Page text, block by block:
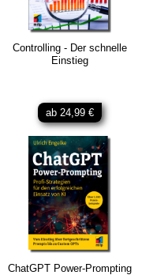
Controlling - Der schnelle
Einstieg
ab 24,99 €
ChatGPT Power-Prompting